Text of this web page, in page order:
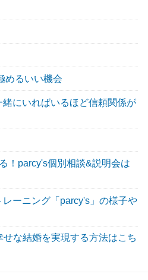
めるいい機会
にいればいるほど信頼関係が
！parcy's個別相談&説明会は
ーニング「parcy's」の様子や
な結婚を実現する方法はこち